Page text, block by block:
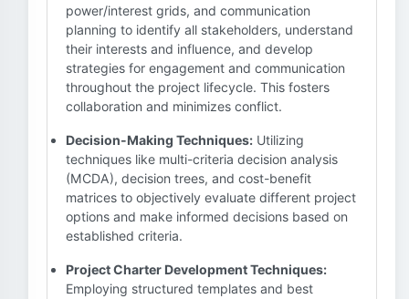
power/interest grids, and communication
planning to identify all stakeholders, understand
their interests and influence, and develop
strategies for engagement and communication
throughout the project lifecycle. This fosters
collaboration and minimizes conflict.
Decision-Making Techniques: Utilizing
techniques like multi-criteria decision analysis
(MCDA), decision trees, and cost-benefit
matrices to objectively evaluate different project
options and make informed decisions based on
established criteria.
Project Charter Development Techniques:
Employing structured templates and best